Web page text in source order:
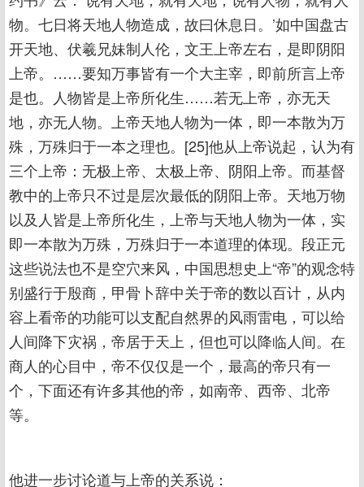
物。七日将天地人物造成，故曰休息日。’如中国盘古
开天地、伏羲兄妹制人伦，文王上帝左右，是即阴阳
上帝。……要知万事皆有一个大主宰，即前所言上帝
是也。人物皆是上帝所化生……若无上帝，亦无天
地，亦无人物。上帝天地人物为一体，即一本散为万
殊，万殊归于一本之理也。[25]他从上帝说起，认为有
三个上帝：无极上帝、太极上帝、阴阳上帝。而基督
教中的上帝只不过是层次最低的阴阳上帝。天地万物
以及人皆是上帝所化生，上帝与天地人物为一体，实
即一本散为万殊，万殊归于一本道理的体现。段正元
这些说法也不是空穴来风，中国思想史上“帝”的观念特
别盛行于殷商，甲骨卜辞中关于帝的数以百计，从内
容上看帝的功能可以支配自然界的风雨雷电，可以给
人间降下灾祸，帝居于天上，但也可以降临人间。在
商人的心目中，帝不仅仅是一个，最高的帝只有一
个，下面还有许多其他的帝，如南帝、西帝、北帝
等。
他进一步讨论道与上帝的关系说：